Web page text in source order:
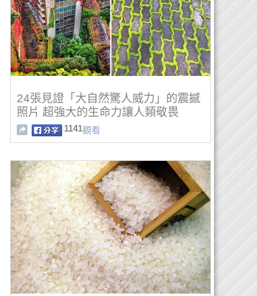
24張見證「大自然驚人威力」的震撼
照片 超強大的生命力讓人類敬畏
1141觀看